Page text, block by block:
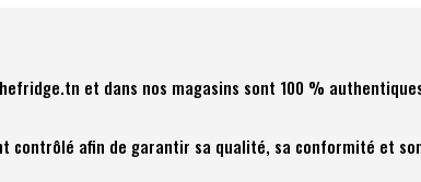
et dans nos magasins sont 100 %
contrôlé afin de garantir sa qualité, sa conformité et